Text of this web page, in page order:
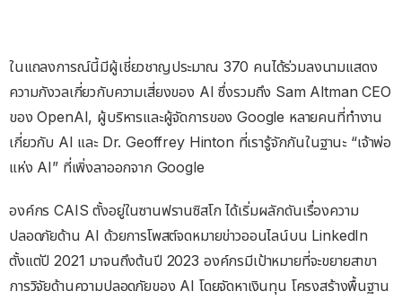
ในแถลงการณ์นี้มีผู้เชี่ยวชาญประมาณ 370 คนได้ร่วมลงนามแสดง
ความกังวลเกี่ยวกับความเสี่ยงของ AI ซึ่งรวมถึง Sam Altman CEO
ของ OpenAI, ผู้บริหารและผู้จัดการของ Google หลายคนที่ทำงาน
เกี่ยวกับ AI และ Dr. Geoffrey Hinton ที่เรารู้จักกันในฐานะ “เจ้าพ่อ
แห่ง AI” ที่เพิ่งลาออกจาก Google
องค์กร CAIS ตั้งอยู่ในซานฟรานซิสโก ได้เริ่มผลักดันเรื่องความ
ปลอดภัยด้าน AI ด้วยการโพสต์จดหมายข่าวออนไลน์บน LinkedIn
ตั้งแต่ปี 2021 มาจนถึงต้นปี 2023 องค์กรมีเป้าหมายที่จะขยายสาขา
การวิจัยด้านความปลอดภัยของ AI โดยจัดหาเงินทุน โครงสร้างพื้นฐาน